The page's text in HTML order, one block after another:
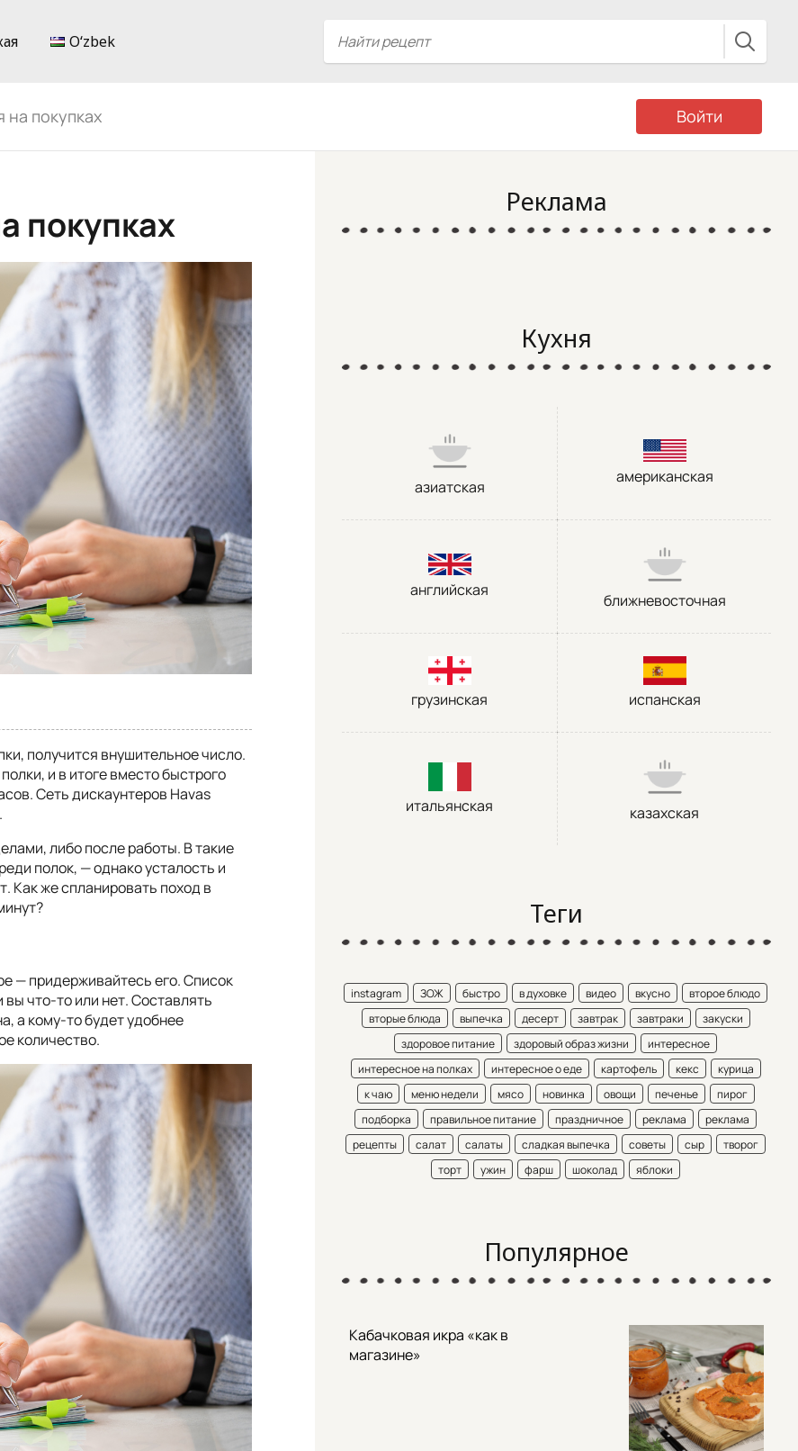
Oʻzbek
на покупках Войти
покупках
получится внушительное число.
и в итоге вместо быстрого
Сеть дискаунтеров Havas
либо после работы. В такие
полок, — однако усталость и
Как же спланировать поход в
— придерживайтесь его. Список
что-то или нет. Составлять
а кому-то будет удобнее
количество.
Реклама
Кухня
азиатская
американская
английская
ближневосточная
грузинская испанская
итальянская казахская
Теги
instagram ЗОЖ быстро в духовке видео вкусно
второе блюдо
вторые блюда
выпечка десерт завтрак завтраки
закуски
здоровое питание
здоровый образ жизни
интересное
интересное на полках
интересное о еде картофель кекс
курица
к чаю
меню недели мясо новинка овощи печенье
пирог
подборка
правильное питание праздничное реклама
реклама
рецепты
салат салаты сладкая выпечка советы сыр
творог
торт
ужин фарш шоколад яблоки
Популярное
Кабачковая икра «как в
магазине»